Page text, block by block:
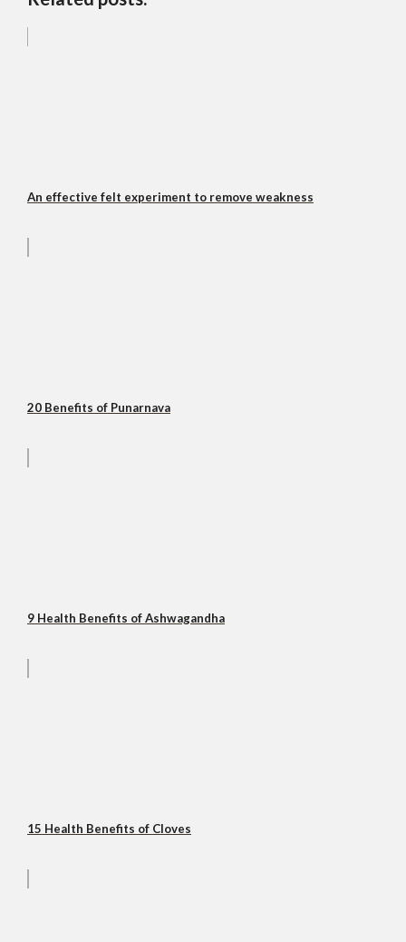
An effective felt experiment to remove weakness
20 Benefits of Punarnava
9 Health Benefits of Ashwagandha
15 Health Benefits of Cloves